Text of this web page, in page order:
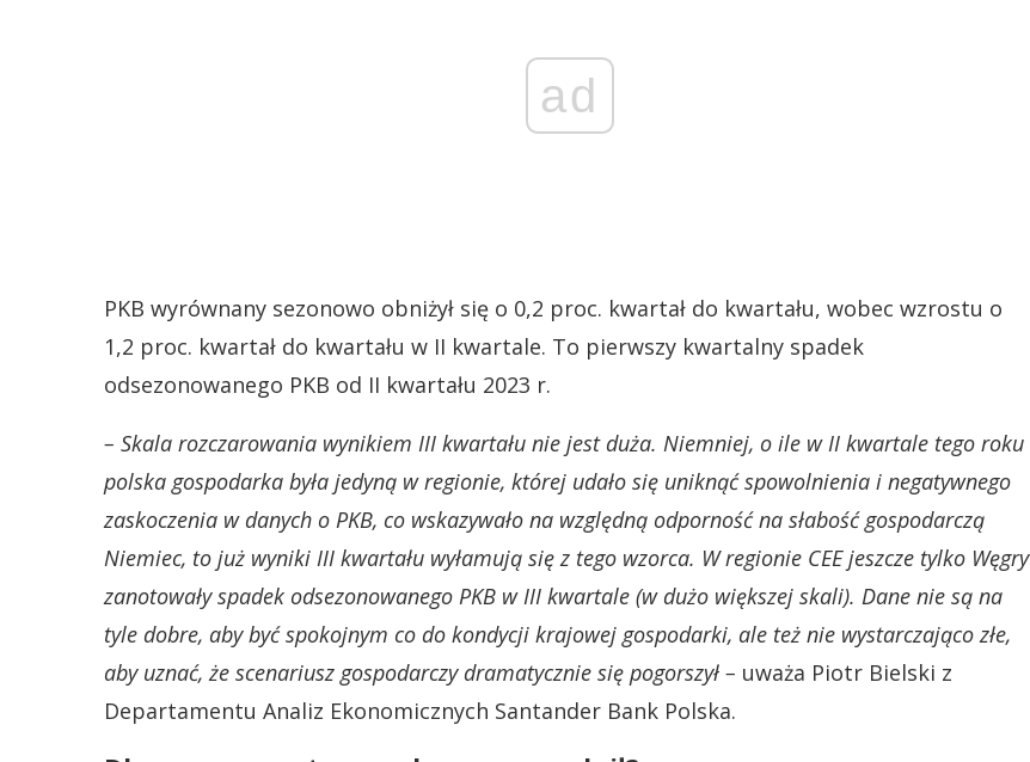
ad
PKB wyrównany sezonowo obniżył się o 0,2 proc. kwartał do kwartału, wobec wzrostu o
1,2 proc. kwartał do kwartału w II kwartale. To pierwszy kwartalny spadek
odsezonowanego PKB od II kwartału 2023 r.
– Skala rozczarowania wynikiem III kwartału nie jest duża. Niemniej, o ile w II kwartale tego roku
polska gospodarka była jedyną w regionie, której udało się uniknąć spowolnienia i negatywnego
zaskoczenia w danych o PKB, co wskazywało na względną odporność na słabość gospodarczą
Niemiec, to już wyniki III kwartału wyłamują się z tego wzorca. W regionie CEE jeszcze tylko Węgry
zanotowały spadek odsezonowanego PKB w III kwartale (w dużo większej skali). Dane nie są na
tyle dobre, aby być spokojnym co do kondycji krajowej gospodarki, ale też nie wystarczająco złe,
aby uznać, że scenariusz gospodarczy dramatycznie się pogorszył – uważa Piotr Bielski z
Departamentu Analiz Ekonomicznych Santander Bank Polska.